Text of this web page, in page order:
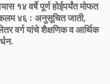
१४ वर्षे पूर्ण होईपर्यंत मोफत
कलम ४६ : अनुसूचित जाती,
वर्ग यांचे शैक्षणिक व आर्थिक